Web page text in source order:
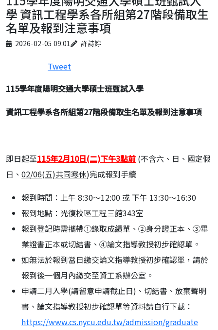
學 資訊工程學系各所組第27階段備取生
名單及報到注意事項
Published on
2026-02-05 09:01
Author 許詩婷
Tweet
115學年度陽明交通大學碩士班甄試入學
資訊工程學系各所組第27階段備取生名單及報到注意事項
即日起至115年2月10日(二)下午3點前 (不含六、日、國定假
日、 02/06(五)共同寒休)完成報到手續
報到時間：上午 8:30～12:00 或 下午 13:30～16:30
報到地點：光復校區工程三館343室
報到登記時需攜帶①錄取成績單、②身分證正本、③畢
業證書正本或切結書、④論文指導教授初步確認單。
如無法於報到當日繳交論文指導教授初步確認單，請於
報到後一個月內繳交至資工系辦公室。
申請二月入學(請留意申請截止日)、切結書、放棄聲明
書、論文指導教授初步確認單等資料請自行下載：
https://www.cs.nycu.edu.tw/admission/graduate